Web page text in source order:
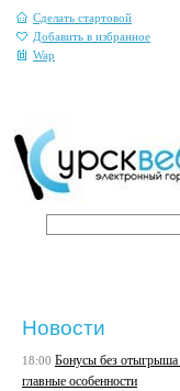
Сделать стартовой
Добавить в избранное
Wap
Новости
18:00 Бонусы без отыгрыша
главные особенности